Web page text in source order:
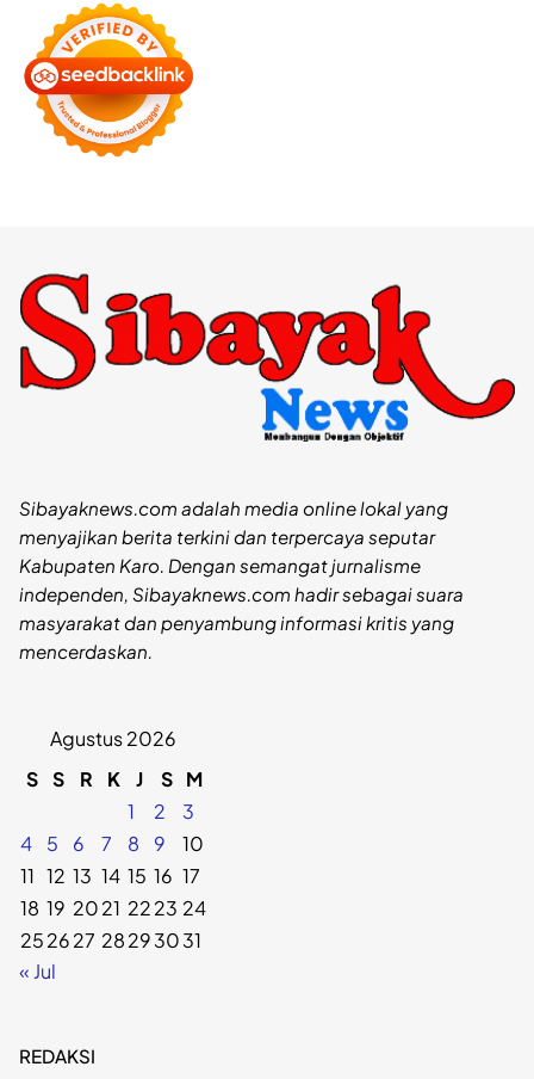
Sibayaknews.com adalah media online lokal yang
menyajikan berita terkini dan terpercaya seputar
Kabupaten Karo. Dengan semangat jurnalisme
independen, Sibayaknews.com hadir sebagai suara
masyarakat dan penyambung informasi kritis yang
mencerdaskan.
Agustus 2026
S S R K J S M
1
2
3
4
5 6 7 8 9
10
11 12 13 14 15 16 17
18 19 2021 2223 24
252627 28293031
« Jul
REDAKSI